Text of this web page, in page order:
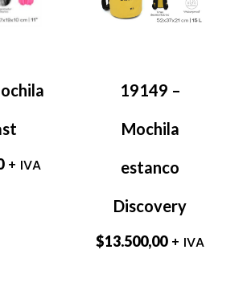
+ IVA
19149 –
Mochila
estanco
Discovery
$13.500,00 + IVA